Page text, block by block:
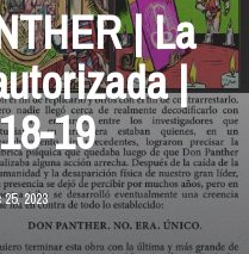
| La
|
19
25, 2023